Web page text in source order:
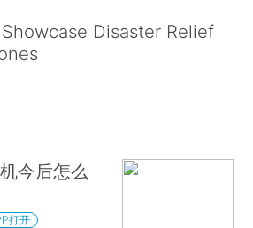
Showcase Disaster Relief
今后怎么
打开